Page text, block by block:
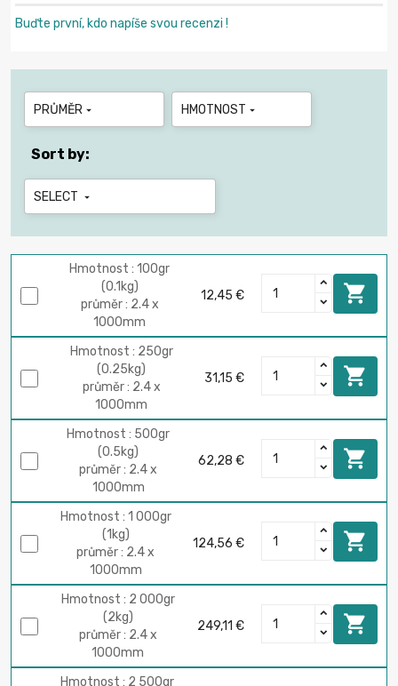
Buďte první, kdo napíše svou recenzi !
PRŮMĚR  HMOTNOST 
Sort by:
SELECT 
Hmotnost : 100gr
(0.1kg)
průměr : 2.4 x
1000mm
12,45 € 
Hmotnost : 250gr
(0.25kg)
průměr : 2.4 x
1000mm
31,15 € 
Hmotnost : 500gr
(0.5kg)
průměr : 2.4 x
1000mm
62,28 € 
Hmotnost : 1 000gr
(1kg)
průměr : 2.4 x
1000mm
124,56 € 
Hmotnost : 2 000gr
(2kg)
průměr : 2.4 x
1000mm
249,11 € 
Hmotnost : 2 500gr